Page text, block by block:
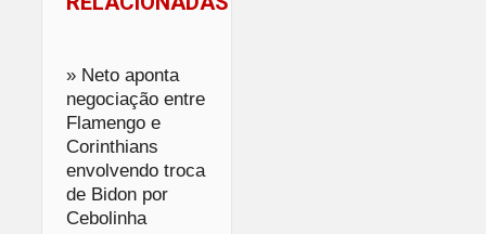
» Neto aponta
negociação entre
Flamengo e
Corinthians
envolvendo troca
de Bidon por
Cebolinha